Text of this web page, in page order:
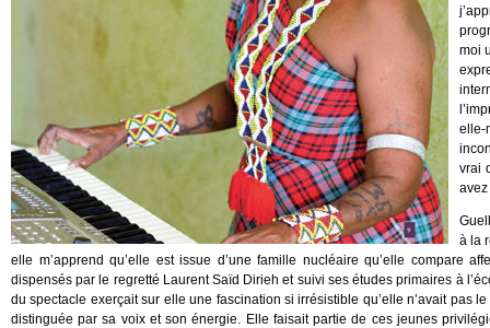
moi
vrai
à la
elle m’apprend qu’elle est issue d’une famille nucléaire qu’elle compare
dispensés par le regretté Laurent Saïd Dirieh et suivi ses études primaires à
du spectacle exerçait sur elle une fascination si irrésistible qu’elle n’avait pas
distinguée par sa voix et son énergie. Elle faisait partie de ces jeunes